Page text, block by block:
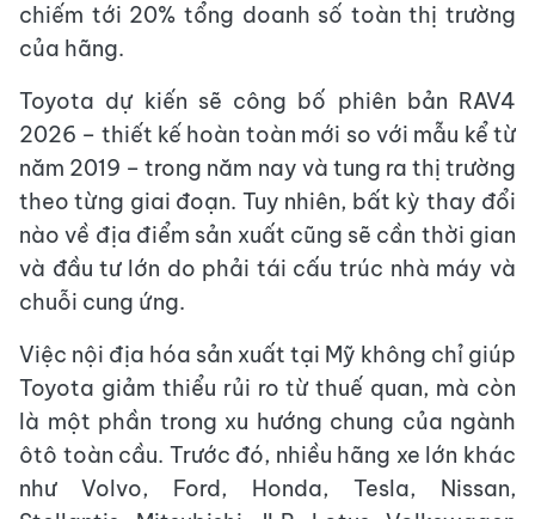
chiếm tới 20% tổng doanh số toàn thị trường
của hãng.
Toyota dự kiến sẽ công bố phiên bản RAV4
2026 – thiết kế hoàn toàn mới so với mẫu kể từ
năm 2019 – trong năm nay và tung ra thị trường
theo từng giai đoạn. Tuy nhiên, bất kỳ thay đổi
nào về địa điểm sản xuất cũng sẽ cần thời gian
và đầu tư lớn do phải tái cấu trúc nhà máy và
chuỗi cung ứng.
Việc nội địa hóa sản xuất tại Mỹ không chỉ giúp
Toyota giảm thiểu rủi ro từ thuế quan, mà còn
là một phần trong xu hướng chung của ngành
ôtô toàn cầu. Trước đó, nhiều hãng xe lớn khác
như Volvo, Ford, Honda, Tesla, Nissan,